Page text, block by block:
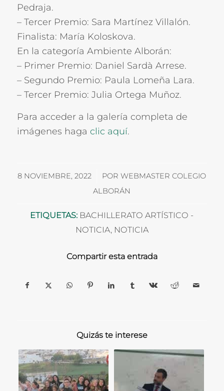
Pedraja.
– Tercer Premio: Sara Martínez Villalón.
Finalista: María Koloskova.
En la categoría Ambiente Alborán:
– Primer Premio: Daniel Sardà Arrese.
– Segundo Premio: Paula Lomeña Lara.
– Tercer Premio: Julia Ortega Muñoz.
Para acceder a la galería completa de
imágenes haga clic aquí.
8 NOVIEMBRE, 2022
/ PORWEBMASTER COLEGIO
ALBORÁN
ETIQUETAS: BACHILLERATO ARTÍSTICO -
NOTICIA, NOTICIA
Compartir esta entrada
Quizás te interese